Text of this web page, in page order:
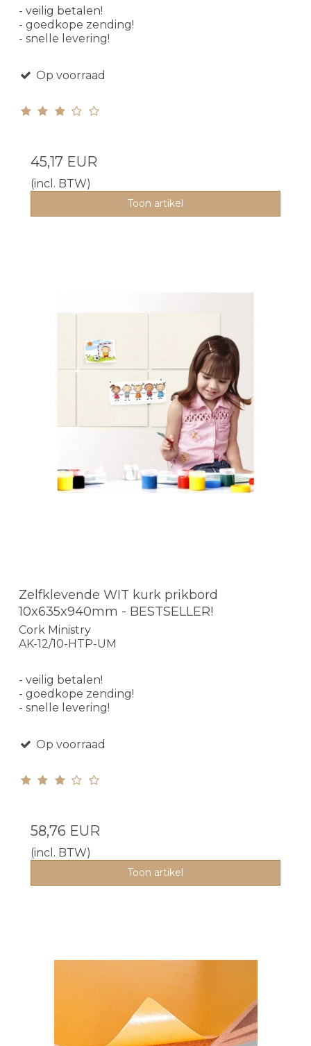
- veilig betalen!
- goedkope zending!
- snelle levering!
Op voorraad
45,17 EUR
(incl. BTW)
Toon artikel
Zelfklevende WIT kurk prikbord
10x635x940mm - BESTSELLER!
Cork Ministry
AK-12/10-HTP-UM
- veilig betalen!
- goedkope zending!
- snelle levering!
Op voorraad
58,76 EUR
(incl. BTW)
Toon artikel